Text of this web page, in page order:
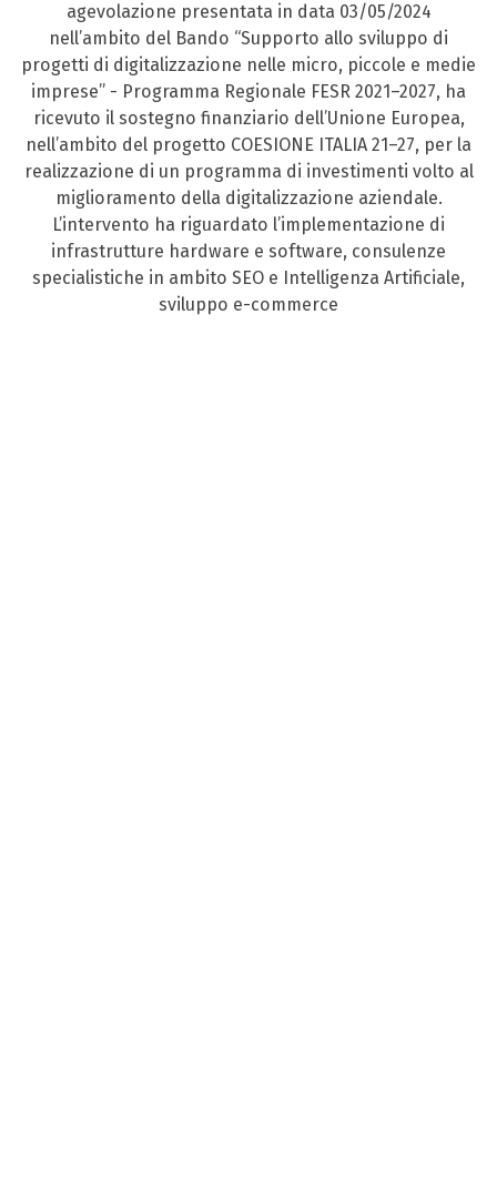
agevolazione presentata in data 03/05/2024
nell’ambito del Bando “Supporto allo sviluppo di
progetti di digitalizzazione nelle micro, piccole e medie
imprese” - Programma Regionale FESR 2021–2027, ha
ricevuto il sostegno finanziario dell’Unione Europea,
nell’ambito del progetto COESIONE ITALIA 21–27, per la
realizzazione di un programma di investimenti volto al
miglioramento della digitalizzazione aziendale.
L’intervento ha riguardato l’implementazione di
infrastrutture hardware e software, consulenze
specialistiche in ambito SEO e Intelligenza Artificiale,
sviluppo e-commerce